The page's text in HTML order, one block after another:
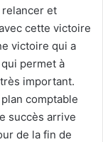
relancer et
cette victoire
victoire qui a
permet à
important.
comptable
succès arrive
de la fin de